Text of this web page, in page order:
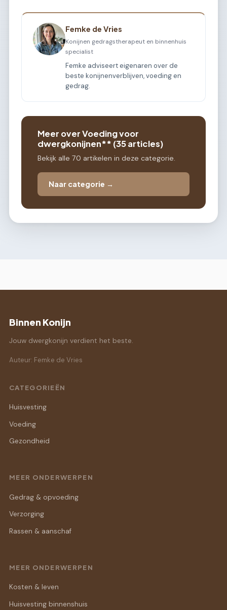
Femke de Vries
Konijnen gedragstherapeut en binnenhuis
specialist
Femke adviseert eigenaren over de
beste konijnenverblijven, voeding en
gedrag.
Meer over Voeding voor
dwergkonijnen** (35 articles)
Bekijk alle 70 artikelen in deze categorie.
Naar categorie →
Binnen Konijn
Jouw dwergkonijn verdient het beste.
Auteur: Femke de Vries
CATEGORIEËN
Huisvesting
Voeding
Gezondheid
MEER ONDERWERPEN
Gedrag & opvoeding
Verzorging
Rassen & aanschaf
MEER ONDERWERPEN
Kosten & leven
Huisvesting binnenshuis